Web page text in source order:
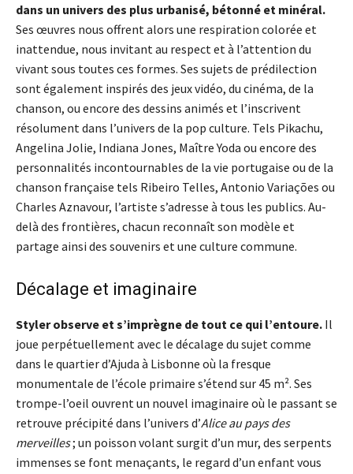
dans un univers des plus urbanisé, bétonné et minéral.
Ses œuvres nous offrent alors une respiration colorée et
inattendue, nous invitant au respect et à l’attention du
vivant sous toutes ces formes. Ses sujets de prédilection
sont également inspirés des jeux vidéo, du cinéma, de la
chanson, ou encore des dessins animés et l’inscrivent
résolument dans l’univers de la pop culture. Tels Pikachu,
Angelina Jolie, Indiana Jones, Maître Yoda ou encore des
personnalités incontournables de la vie portugaise ou de la
chanson française tels Ribeiro Telles, Antonio Variações ou
Charles Aznavour, l’artiste s’adresse à tous les publics. Au-
delà des frontières, chacun reconnaît son modèle et
partage ainsi des souvenirs et une culture commune.
Décalage et imaginaire
Styler observe et s’imprègne de tout ce qui l’entoure. Il
joue perpétuellement avec le décalage du sujet comme
dans le quartier d’Ajuda à Lisbonne où la fresque
monumentale de l’école primaire s’étend sur 45 m². Ses
trompe-l’oeil ouvrent un nouvel imaginaire où le passant se
retrouve précipité dans l’univers d’Alice au pays des
merveilles; un poisson volant surgit d’un mur, des serpents
immenses se font menaçants, le regard d’un enfant vous